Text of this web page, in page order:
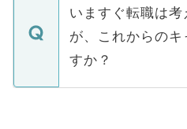
に、医療機関が求め
みを人材紹介会社に
ています。
の辞退の連絡はキャ
で、ご安心ください
などで収集したご登
ご本人のキャリアア
支援を目的に使用い
ているすべての個人
いますぐ転職は
が、これからのキ
すか？